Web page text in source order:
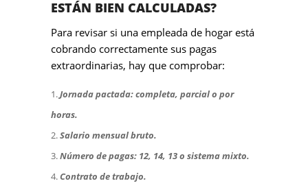
ESTÁN BIEN CALCULADAS?
Para revisar si una empleada de hogar está
cobrando correctamente sus pagas
extraordinarias, hay que comprobar:
Jornada pactada: completa, parcial o por
horas.
Salario mensual bruto.
Número de pagas: 12, 14, 13 o sistema mixto.
Contrato de trabajo.